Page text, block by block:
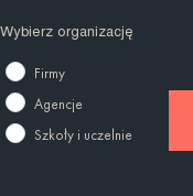
Wybierz organizację
Firmy
Agencje
Szkoły i uczelnie